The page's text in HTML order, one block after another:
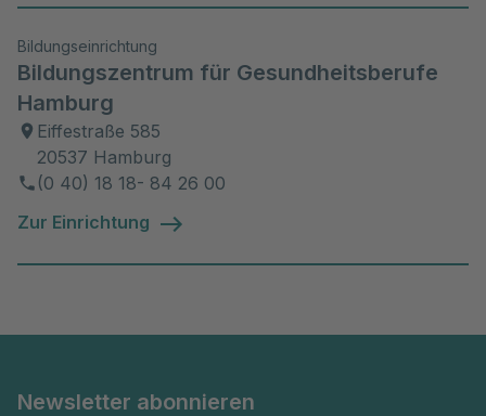
Bildungseinrichtung
Bildungszentrum für Gesundheitsberufe
Hamburg
Eiffestraße 585
20537 Hamburg
(0 40) 18 18- 84 26 00
Zur Einrichtung
Newsletter abonnieren